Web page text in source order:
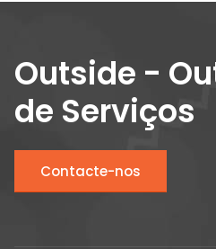
Outside -
de Serviços
Contacte-nos